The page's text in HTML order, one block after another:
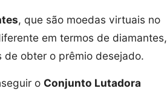
, que são moedas virtuais no
em termos de diamantes,
obter o prêmio desejado.
o Conjunto Lutadora